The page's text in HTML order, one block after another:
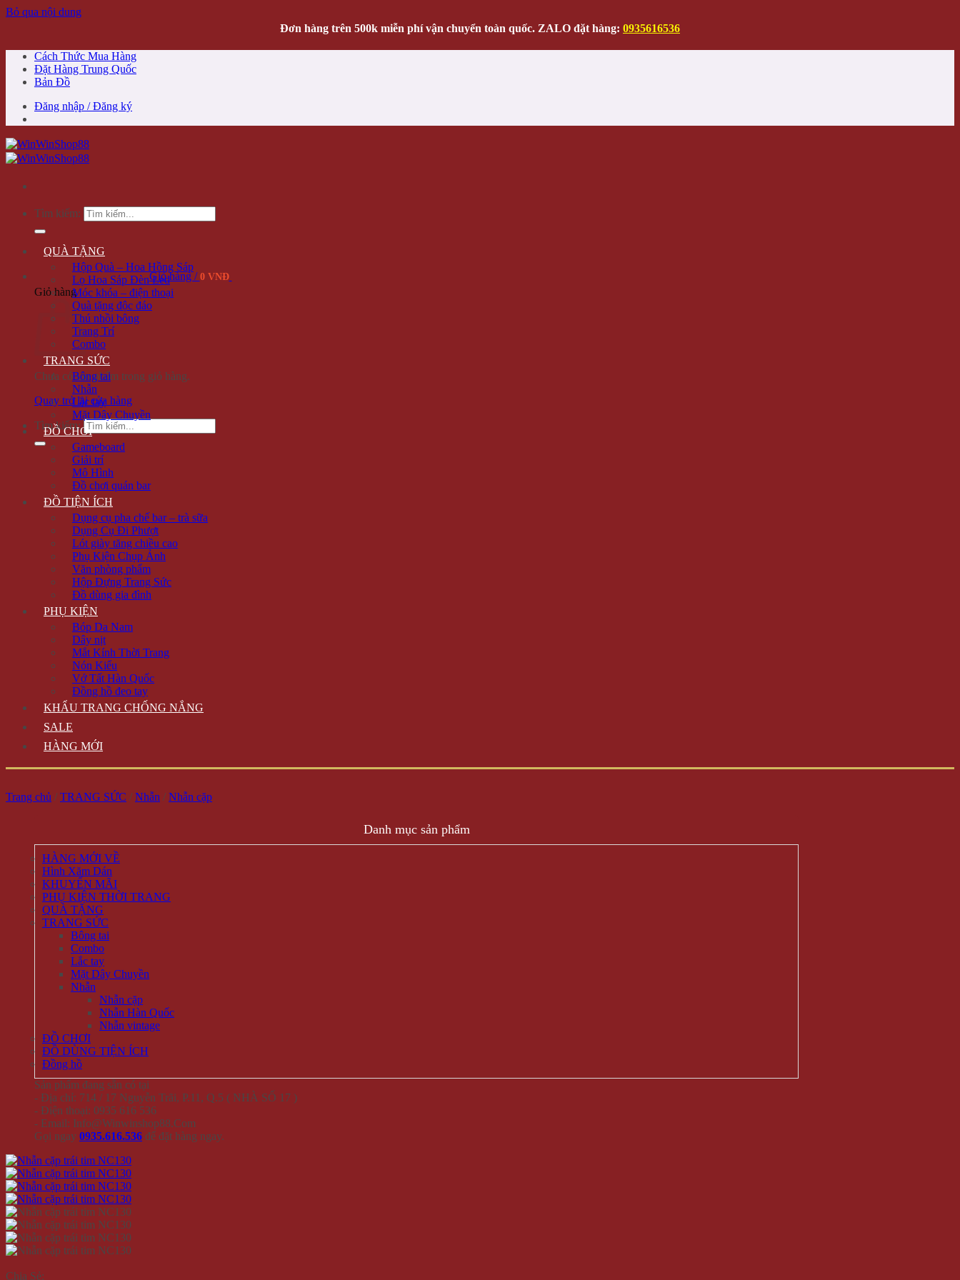
Bỏ qua nội dung
Đơn hàng trên 500k miễn phí vận chuyển toàn quốc. ZALO đặt hàng: 0935616536
Cách Thức Mua Hàng
Đặt Hàng Trung Quốc
Bản Đồ
Đăng nhập / Đăng ký
Tìm kiếm:
Giỏ hàng / 0 VNĐ
Giỏ hàng
Chưa có sản phẩm trong giỏ hàng.
Quay trở lại cửa hàng
Tìm kiếm:
QUÀ TẶNG
Hộp Quà – Hoa Hồng Sáp
Lọ Hoa Sáp Đèn Led
Móc khóa – điện thoại
Quà tặng độc đáo
Thú nhồi bông
Trang Trí
Combo
TRANG SỨC
Bông tai
Nhẫn
Lắc tay
Mặt Dây Chuyền
ĐỒ CHƠI
Gameboard
Giải trí
Mô Hình
Đồ chơi quán bar
ĐỒ TIỆN ÍCH
Dụng cụ pha chế bar – trà sữa
Dụng Cụ Đi Phượt
Lót giày tăng chiều cao
Phụ Kiện Chụp Ảnh
Văn phòng phẩm
Hộp Đựng Trang Sức
Đồ dùng gia đình
PHỤ KIỆN
Bóp Da Nam
Dây nịt
Mắt Kính Thời Trang
Nón Kiểu
Vớ Tất Hàn Quốc
Đồng hồ đeo tay
KHẨU TRANG CHỐNG NẮNG
SALE
HÀNG MỚI
Trang chủ / TRANG SỨC / Nhẫn / Nhẫn cặp
Danh mục sản phẩm
HÀNG MỚI VỀ
Hình Xăm Dán
KHUYẾN MÃI
PHỤ KIỆN THỜI TRANG
QUÀ TẶNG
TRANG SỨC
Bông tai
Combo
Lắc tay
Mặt Dây Chuyền
Nhẫn
Nhẫn cặp
Nhẫn Hàn Quốc
Nhẫn vintage
ĐỒ CHƠI
ĐỒ DÙNG TIỆN ÍCH
Đồng hồ
Sản phẩm đang sẵn có tại
- Địa chỉ: 714 / 17 Nguyễn Trãi, P.11, Q.5 ( NHÀ SỐ 17 )
- Điện thoại: 0935 616 536
- Email: Info@Winwinshop88.Com
Gọi ngay 0935.616.536 để đặt hàng ngay.
Chia Sẻ: